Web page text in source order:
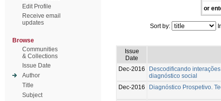
Edit Profile
Receive email
updates
Browse
Communities
& Collections
Issue Date
Author
Title
Subject
or
Sort by:
Issue
Date
Dec-2016
Descodificando
diagnóstico social
Dec-2016
Diagnóstico Prospetivo.